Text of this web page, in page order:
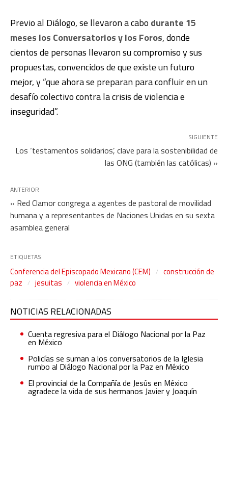
Previo al Diálogo, se llevaron a cabo durante 15
meses los Conversatorios y los Foros, donde
cientos de personas llevaron su compromiso y sus
propuestas, convencidos de que existe un futuro
mejor, y “que ahora se preparan para confluir en un
desafío colectivo contra la crisis de violencia e
inseguridad”.
SIGUIENTE
Los ‘testamentos solidarios’, clave para la sostenibilidad de
las ONG (también las católicas) »
ANTERIOR
« Red Clamor congrega a agentes de pastoral de movilidad
humana y a representantes de Naciones Unidas en su sexta
asamblea general
ETIQUETAS:
Conferencia del Episcopado Mexicano (CEM)
construcción de
paz
jesuitas violencia en México
NOTICIAS RELACIONADAS
Cuenta regresiva para el Diálogo Nacional por la Paz
en México
Policías se suman a los conversatorios de la Iglesia
rumbo al Diálogo Nacional por la Paz en México
El provincial de la Compañía de Jesús en México
agradece la vida de sus hermanos Javier y Joaquín